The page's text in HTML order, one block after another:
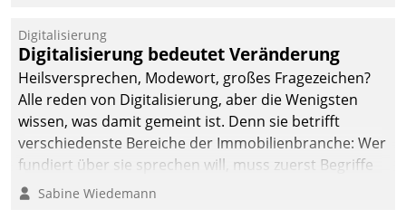
Unternehmen.
Digitalisierung
Digitalisierung bedeutet Veränderung
Heilsversprechen, Modewort, großes Fragezeichen?
Alle reden von Digitalisierung, aber die Wenigsten
wissen, was damit gemeint ist. Denn sie betrifft
verschiedenste Bereiche der Immobilienbranche: Wer
fundiert über sie sprechen will, muss zuerst Begriffe
klären. Ein Aspekt ist die betriebliche Optimierung:
Sabine Wiedemann